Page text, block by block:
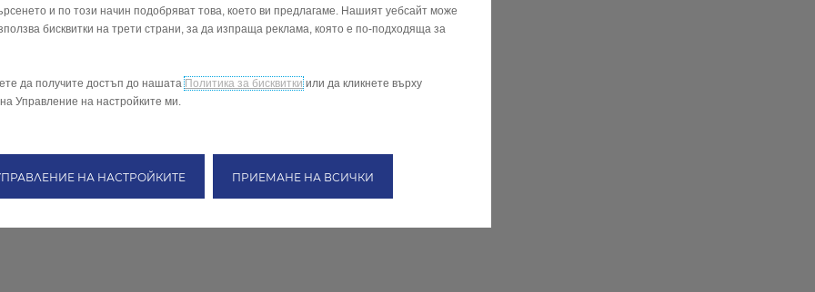
и по този начин подобряват това, което ви предлагаме. Нашият уебсайт може
бисквитки на трети страни, за да изпраща реклама, която е по-подходяща за
да получите достъп до нашатаПолитика за бисквиткиили да кликнете върху
Управление на настройките ми.
УПРАВЛЕНИЕ НА НАСТРОЙКИТЕ ПРИЕМАНЕ НА ВСИЧКИ